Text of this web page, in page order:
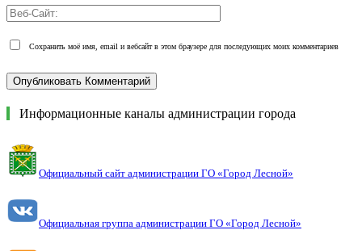
Сохранить моё имя, email и вебсайт в этом браузере для последующих моих комментариев
Информационные каналы администрации города
Официальный сайт администрации ГО «Город Лесной»
Официальная группа администрации ГО «Город Лесной»